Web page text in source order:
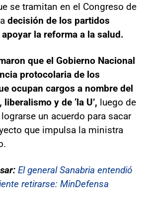
se tramitan en el Congreso de
decisión de los partidos
la reforma a la salud.
que el Gobierno Nacional
protocolaria de los
ocupan cargos a nombre del
y de ‘la U’, luego de
un acuerdo para sacar
que impulsa la ministra
El general Sanabria entendió
retirarse: MinDefensa